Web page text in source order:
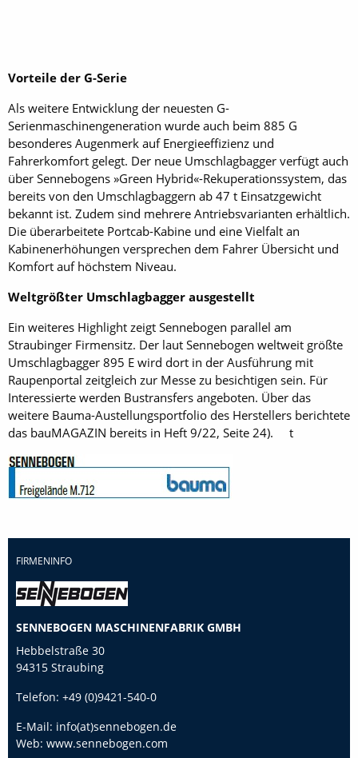
Vorteile der G-Serie
Als weitere Entwicklung der neuesten G-
Serienmaschinengeneration wurde auch beim 885 G
besonderes Augenmerk auf Energieeffizienz und
Fahrerkomfort gelegt. Der neue Umschlagbagger verfügt auch
über Sennebogens »Green Hybrid«-Rekuperationssystem, das
bereits von den Um­schlagbaggern ab 47 t Einsatzgewicht
bekannt ist. Zudem sind mehrere Antriebsvarianten erhältlich.
Die überarbeitete Portcab-Kabine und eine Vielfalt an
Kabinenerhöhungen versprechen dem Fahrer Übersicht und
Komfort auf höchstem Niveau.
Weltgrößter Umschlagbagger ausgestellt
Ein weiteres Highlight zeigt Sennebogen parallel am
Straubinger Firmensitz. Der laut Sennebogen weltweit größte
Umschlagbagger 895 E wird dort in der Ausführung mit
Raupenportal zeitgleich zur Messe zu besichtigen sein. Für
Interessierte werden Bustransfers angeboten. Über das
weitere Bauma-Austellungsportfolio des Herstellers be­richtete
das bauMAGAZIN bereits in Heft 9/22, Seite 24). t
FIRMENINFO
SENNEBOGEN MASCHINENFABRIK GMBH
Hebbelstraße 30
94315 Straubing
Telefon: +49 (0)9421-540-0
E-Mail: info(at)sennebogen.de
Web: www.sennebogen.com